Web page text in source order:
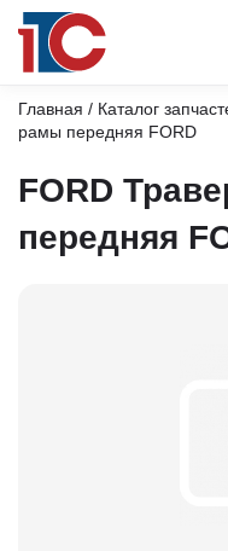
Главная / Каталог
рамы передняя FORD
FORD
передняя